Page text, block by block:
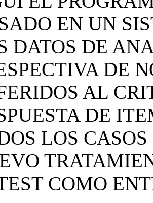
EN UN
DATOS DE
DE
AL
DE
LOS
COMO